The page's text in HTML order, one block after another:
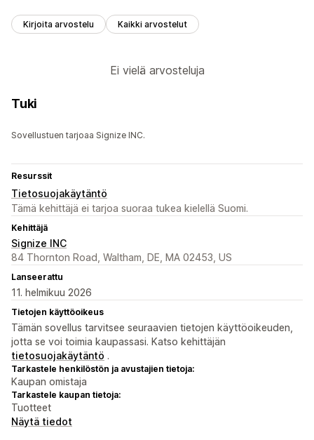
Kirjoita arvostelu Kaikki arvostelut
Ei vielä arvosteluja
Tuki
Sovellustuen tarjoaa Signize INC.
Resurssit
Tietosuojakäytäntö
Tämä kehittäjä ei tarjoa suoraa tukea kielellä Suomi.
Kehittäjä
Signize INC
84 Thornton Road, Waltham, DE, MA 02453, US
Lanseerattu
11. helmikuu 2026
Tietojen käyttöoikeus
Tämän sovellus tarvitsee seuraavien tietojen käyttöoikeuden,
jotta se voi toimia kaupassasi. Katso kehittäjän
tietosuojakäytäntö .
Tarkastele henkilöstön ja avustajien tietoja:
Kaupan omistaja
Tarkastele kaupan tietoja:
Tuotteet
Näytä tiedot